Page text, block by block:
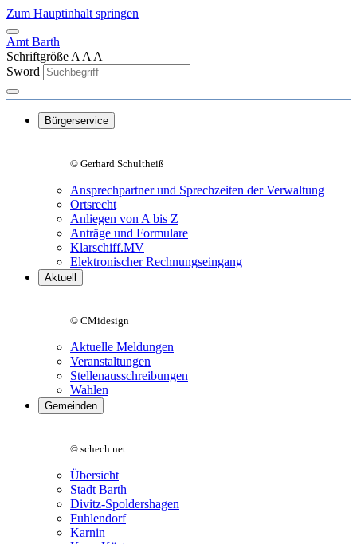
Zum Hauptinhalt springen
Amt Barth
Schriftgröße A A A
Sword
Bürgerservice
© Gerhard Schultheiß
Ansprechpartner und Sprechzeiten der Verwaltung
Ortsrecht
Anliegen von A bis Z
Anträge und Formulare
Klarschiff.MV
Elektronischer Rechnungseingang
Aktuell
© CMidesign
Aktuelle Meldungen
Veranstaltungen
Stellenausschreibungen
Wahlen
Gemeinden
© schech.net
Übersicht
Stadt Barth
Divitz-Spoldershagen
Fuhlendorf
Karnin